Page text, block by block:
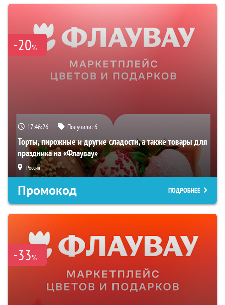
-20%
17:46:25 Получили:6
Торты, пирожные и другие сладости, а также товары для
праздника на «Флаувау»
Россия
Промокод ПОДРОБНЕЕ
-33%